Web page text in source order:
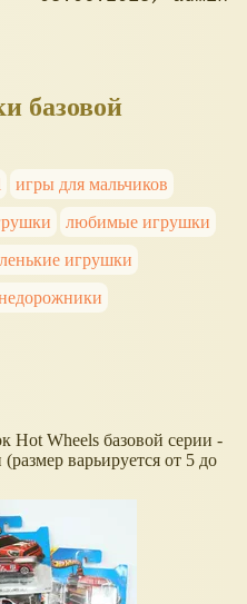
базовой
игры для мальчиков
любимые игрушки
игрушки
Hot Wheels базовой серии -
варьируется от 5 до